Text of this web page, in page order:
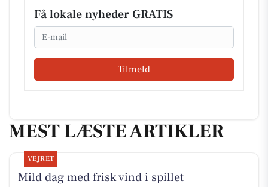
Få lokale nyheder GRATIS
Email
Tilmeld
MEST LÆSTE ARTIKLER
VEJRET
Mild dag med frisk vind i spillet